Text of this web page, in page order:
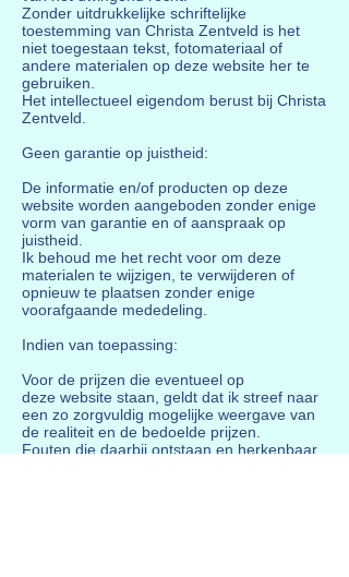
Zonder uitdrukkelijke schriftelijke
toestemming van Christa Zentveld is het
niet toegestaan tekst, fotomateriaal of
andere materialen op deze website her te
gebruiken.
Het intellectueel eigendom berust bij Christa
Zentveld.
Geen garantie op juistheid:
De informatie en/of producten op deze
website worden aangeboden zonder enige
vorm van garantie en of aanspraak op
juistheid.
Ik behoud me het recht voor om deze
materialen te wijzigen, te verwijderen of
opnieuw te plaatsen zonder enige
voorafgaande mededeling.
Indien van toepassing:
Voor de prijzen die eventueel op
deze website staan, geldt dat ik streef naar
een zo zorgvuldig mogelijke weergave van
de realiteit en de bedoelde prijzen.
Fouten die daarbij ontstaan en herkenbaar